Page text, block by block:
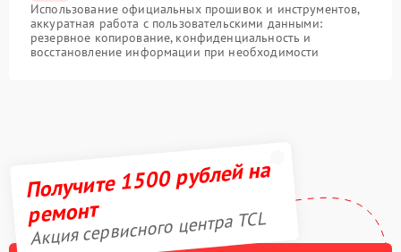
Использование официальных прошивок и инструментов,
аккуратная работа с пользовательскими данными:
резервное копирование, конфиденциальность и
восстановление информации при необходимости
Получите 1500 рублей на
ремонт
Акция сервисного центра TCL